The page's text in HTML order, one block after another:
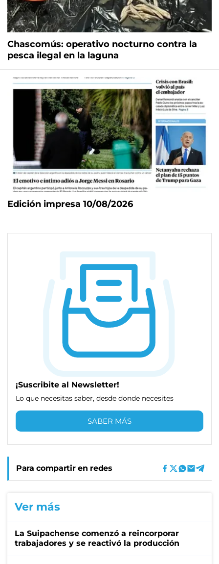
Chascomús: operativo nocturno contra la
pesca ilegal en la laguna
Edición impresa 10/08/2026
¡Suscribite al Newsletter!
Lo que necesitas saber, desde donde necesites
SABER MÁS
Para compartir en redes
Ver más
La Suipachense comenzó a reincorporar
trabajadores y se reactivó la producción